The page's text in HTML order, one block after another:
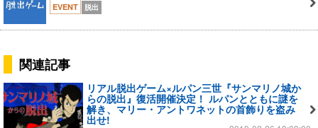
EVENT 脱出
関連記事
リアル脱出ゲーム×ルパン三世『サンマリノ城か
らの脱出』復活開催決定！ ルパンとともに謎を
解き、マリー・アントワネットの首飾りを盗み
出せ!